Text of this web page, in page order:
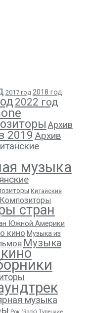
2017 год 2018 год
2022 год
Архив
2019 Архив
музыка
Китайские
Композиторы
стран
Южной Америки
кино Музыка из
Музыка
музыка